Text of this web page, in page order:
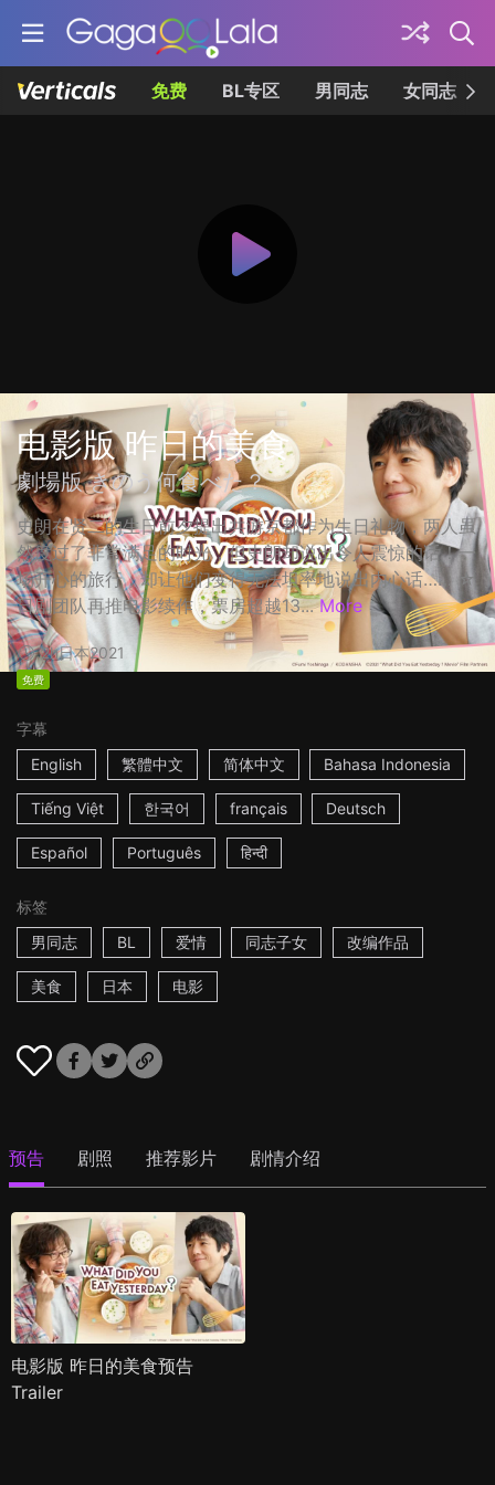
免费 BL专区 男同志 女同志
电影版 昨日的美食
劇場版 きのう何食べた？
史朗在贤二的生日前夕提出共游京都作为生日礼物，两人虽
然度过了非常满足的时光，但史朗却说出令人震惊的话！一
场开心的旅行，却让他们变得无法坦率地说出内心话…… ☆
日剧团队再推电影续作，票房超越13... More
2h日本2021
免费
字幕
English
繁體中文 简体中文 Bahasa Indonesia
Tiếng Việt 한국어 français Deutsch
Español Português हिन्दी
标签
男同志
BL 爱情 同志子女 改编作品
美食 日本 电影
预告 剧照 推荐影片 剧情介绍
电影版 昨日的美食预告
Trailer